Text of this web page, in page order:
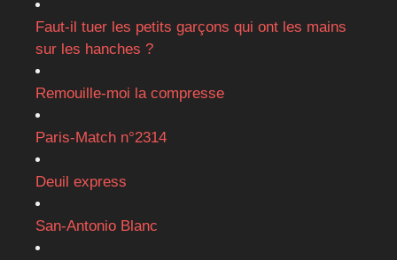
Faut-il tuer les petits garçons qui ont les mains
sur les hanches ?
Remouille-moi la compresse
Paris-Match n°2314
Deuil express
San-Antonio Blanc